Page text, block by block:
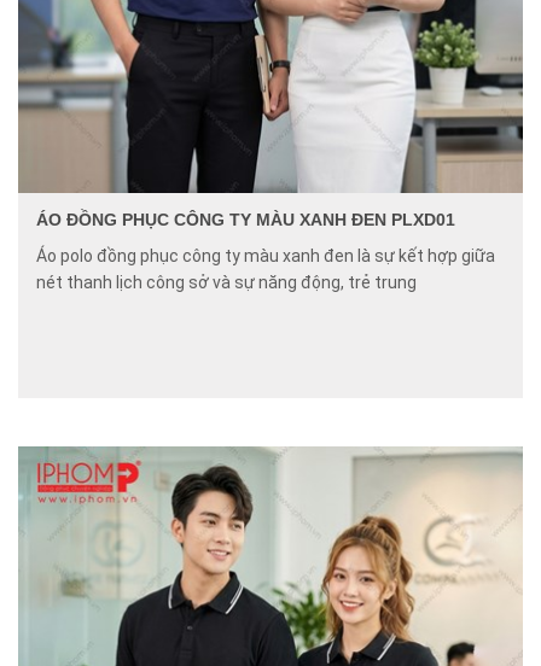
ÁO ĐỒNG PHỤC CÔNG TY MÀU XANH ĐEN PLXD01
Áo polo đồng phục công ty màu xanh đen là sự kết hợp giữa
nét thanh lịch công sở và sự năng động, trẻ trung